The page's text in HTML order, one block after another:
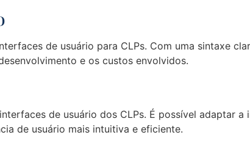
de usuário para CLPs. Com uma sintaxe
e os custos envolvidos.
de usuário dos CLPs. É possível adaptar
de usuário mais intuitiva e eficiente.